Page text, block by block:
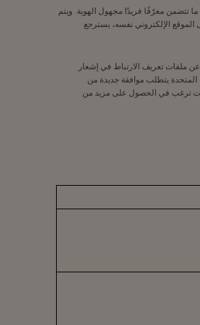
تتضمن معرّفًا فريدًا مجهول الهوية. ويتم
الإلكتروني نفسه، يسترجع
ملفات تعريف الارتباط في إشعار
المتحدة يتطلب موافقة جديدة من
ترغب في الحصول على مزيد من